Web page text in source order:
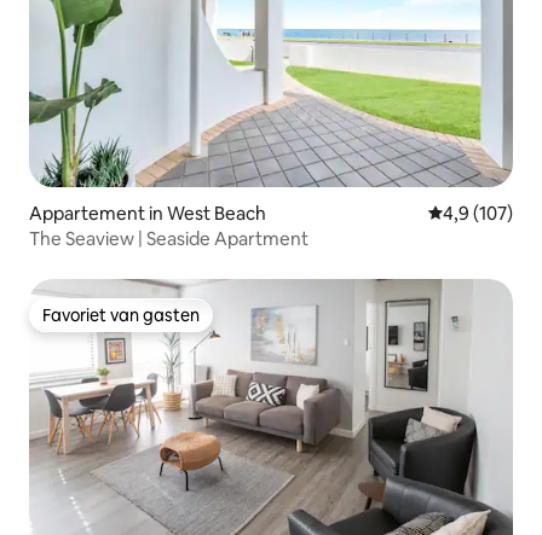
Appartement in West Beach Gemiddelde
4,9 (107)
The Seaview | Seaside Apartment
Favoriet van gasten
Favoriet van gasten